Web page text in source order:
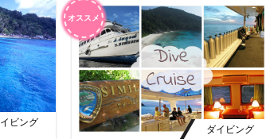
ビング
ダイビング
オススメ